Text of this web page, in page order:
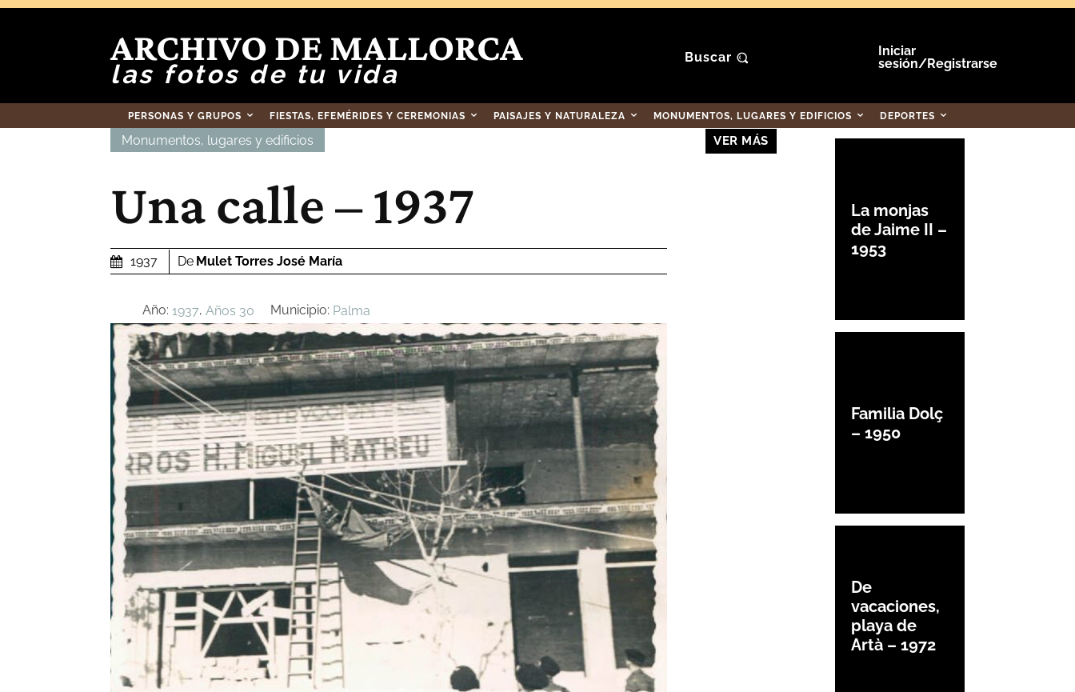
ARCHIVO DE MALLORCA
las fotos de tu vida
Buscar
Iniciar
sesión/Registrarse
PERSONAS Y GRUPOS FIESTAS, EFEMÉRIDES Y CEREMONIAS PAISAJES Y NATURALEZA MONUMENTOS, LUGARES Y EDIFICIOS DEPORTES
Monumentos, lugares y edificios
Una calle – 1937
1937 De Mulet Torres José María
Año: 1937, Años 30 Municipio: Palma
VER MÁS
La monjas
de Jaime II –
1953
Familia Dolç
– 1950
De
vacaciones,
playa de
Artà – 1972